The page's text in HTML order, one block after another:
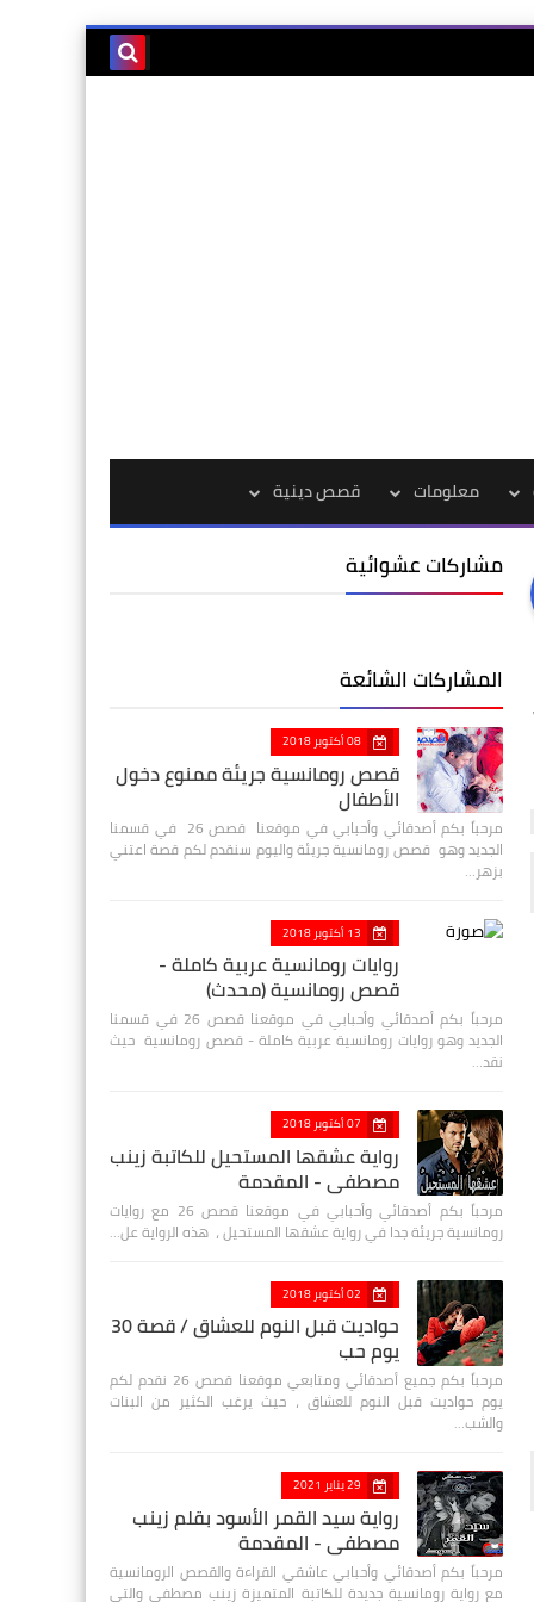
معلومات قصص دينية
مشاركات عشوائية
المشاركات الشائعة
08 أكتوبر 2018
قصص رومانسية جريئة ممنوع دخول
الأطفال
مرحباً بكم أصدقائي وأحبابي في موقعنا قصص 26 في قسمنا
الجديد وهو قصص رومانسية جريئة واليوم سنقدم لكم قصة اعتني
بزهر…
13 أكتوبر 2018
روايات رومانسية عربية كاملة -
قصص رومانسية (محدث)
مرحباً بكم أصدقائي وأحبابي في موقعنا قصص 26 في قسمنا
الجديد وهو روايات رومانسية عربية كاملة - قصص رومانسية حيث
نقد…
07 أكتوبر 2018
رواية عشقها المستحيل للكاتبة زينب
مصطفي - المقدمة
مرحباً بكم أصدقائي وأحبابي في موقعنا قصص 26 مع روايات
رومانسية جريئة جدا في رواية عشقها المستحيل ، هذه الرواية عل…
02 أكتوبر 2018
حواديت قبل النوم للعشاق / قصة 30
يوم حب
مرحباً بكم جميع أصدقائي ومتابعي موقعنا قصص 26 نقدم لكم
يوم حواديت قبل النوم للعشاق ، حيث يرغب الكثير من البنات
والشب…
29 يناير 2021
رواية سيد القمر الأسود بقلم زينب
مصطفي - المقدمة
مرحباً بكم أصدقائي وأحبابي عاشقي القراءة والقصص الرومانسية
مع رواية رومانسية جديدة للكاتبة المتميزة زينب مصطفى والتي